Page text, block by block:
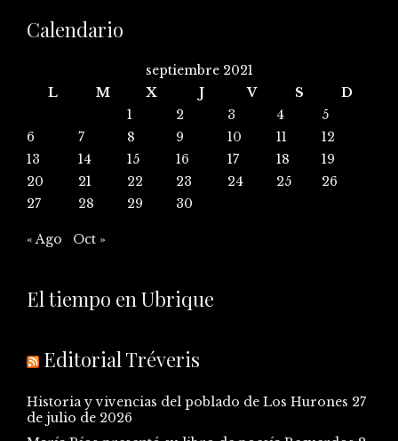
Calendario
septiembre 2021
L
M X J V S
D
1
2 3 4
5
6
7 8 9 10 11
12
13
14 15 16 17 18
19
20
21 22 23 24 25
26
27
28 29 30
« Ago Oct »
El tiempo en Ubrique
Editorial Tréveris
Historia y vivencias del poblado de Los Hurones 27
de julio de 2026